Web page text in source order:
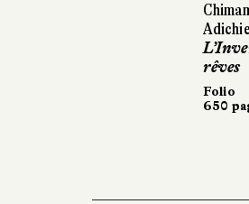
Adichie
rêves
Folio
650